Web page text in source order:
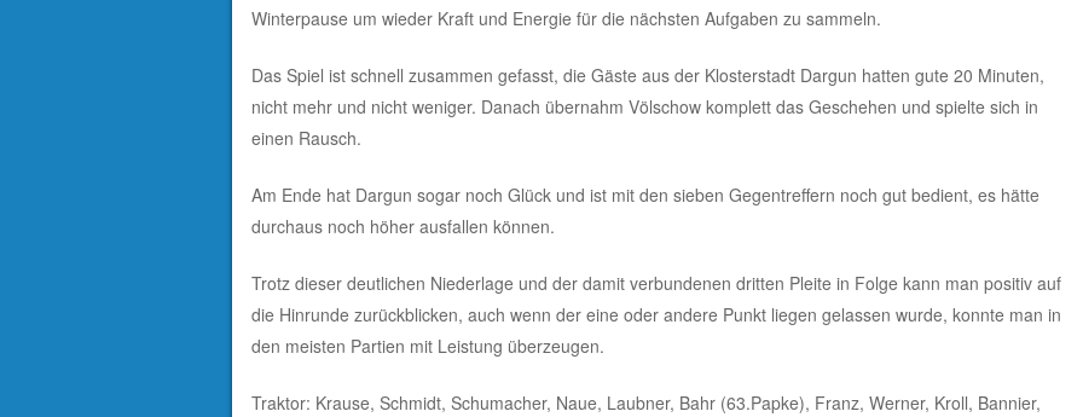
Winterpause um wieder Kraft und Energie für die nächsten Aufgaben zu sammeln.
Das Spiel ist schnell zusammen gefasst, die Gäste aus der Klosterstadt Dargun hatten gute 20 Minuten,
nicht mehr und nicht weniger. Danach übernahm Völschow komplett das Geschehen und spielte sich in
einen Rausch.
Am Ende hat Dargun sogar noch Glück und ist mit den sieben Gegentreffern noch gut bedient, es hätte
durchaus noch höher ausfallen können.
Trotz dieser deutlichen Niederlage und der damit verbundenen dritten Pleite in Folge kann man positiv auf
die Hinrunde zurückblicken, auch wenn der eine oder andere Punkt liegen gelassen wurde, konnte man in
den meisten Partien mit Leistung überzeugen.
Traktor: Krause, Schmidt, Schumacher, Naue, Laubner, Bahr (63.Papke), Franz, Werner, Kroll, Bannier,